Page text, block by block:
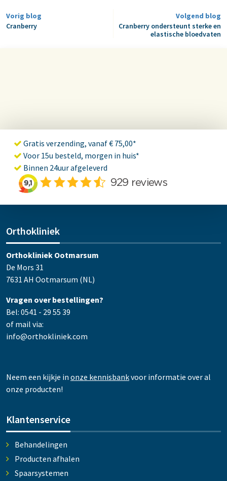
Vorig blog
Cranberry
Volgend blog
Cranberry ondersteunt sterke en
elastische bloedvaten
Gratis verzending, vanaf € 75,00*
Voor 15u besteld, morgen in huis*
Binnen 24uur afgeleverd
Orthokliniek
Orthokliniek Ootmarsum
De Mors 31
7631 AH Ootmarsum (NL)
Vragen over bestellingen?
Bel: 0541 - 29 55 39
of mail via:
info@orthokliniek.com
Neem een kijkje in onze kennisbankvoor informatie over al
onze producten!
Klantenservice
Behandelingen
Producten afhalen
Spaarsystemen